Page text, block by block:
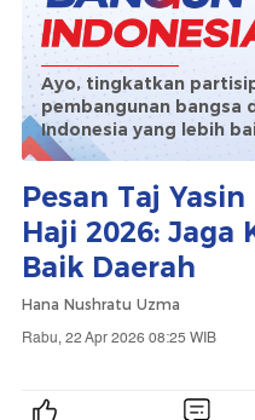
Ayo, tingkatkan
pembangunan bangsa
Indonesia yang lebih
Pesan Taj
Haji 2026: Jaga
Baik Daerah
Hana Nushratu Uzma
Rabu, 22 Apr 2026 08:25 WIB